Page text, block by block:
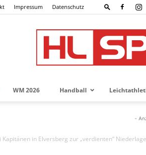
Impressum Datenschutz
WM 2026 Handball
-
Kapitänen in Elversberg zur „verdienten“